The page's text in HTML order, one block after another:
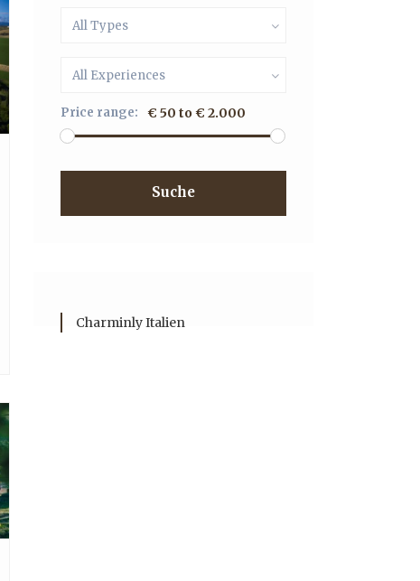
All Types
All Experiences
Price range: € 50 to € 2.000
Suche
Charminly Italien